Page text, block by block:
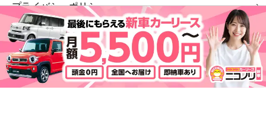
プライバシーポリシー
サイトマップ
私たちは「ニコニコレンタカー」を運営する会社です。
©モテる！ニコノリマガジン.